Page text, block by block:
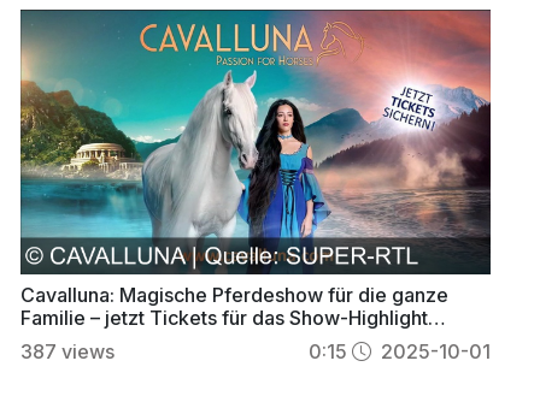
Cavalluna: Magische Pferdeshow für die ganze
Familie – jetzt Tickets für das Show-Highlight
sichern
387 views 0:15 2025-10-01